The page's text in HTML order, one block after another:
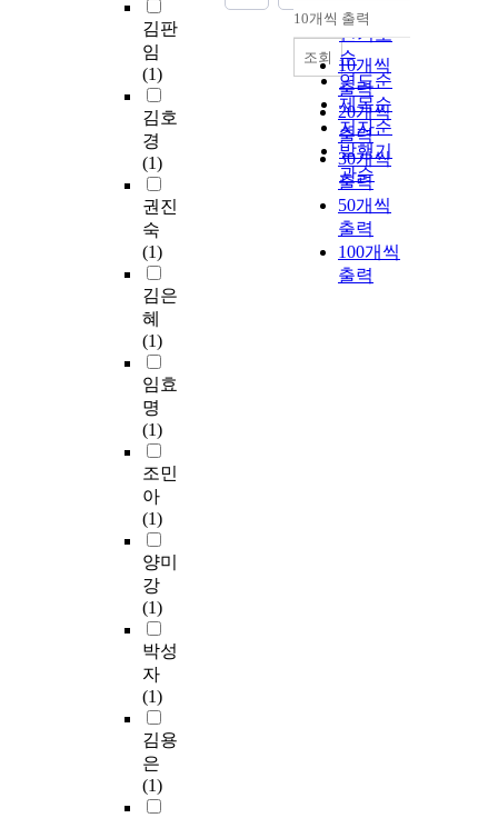
김판
임
(1)
김호
경
(1)
권진
숙
(1)
김은
혜
(1)
임효
명
(1)
조민
아
(1)
양미
강
(1)
박성
자
(1)
김용
은
(1)
순
인기도
순
연도순
제목순
저자순
발행기
관순
내림차순
10개씩 출력
10개씩
출력
20개씩
출력
30개씩
출력
50개씩
출력
100개씩
출력
조회